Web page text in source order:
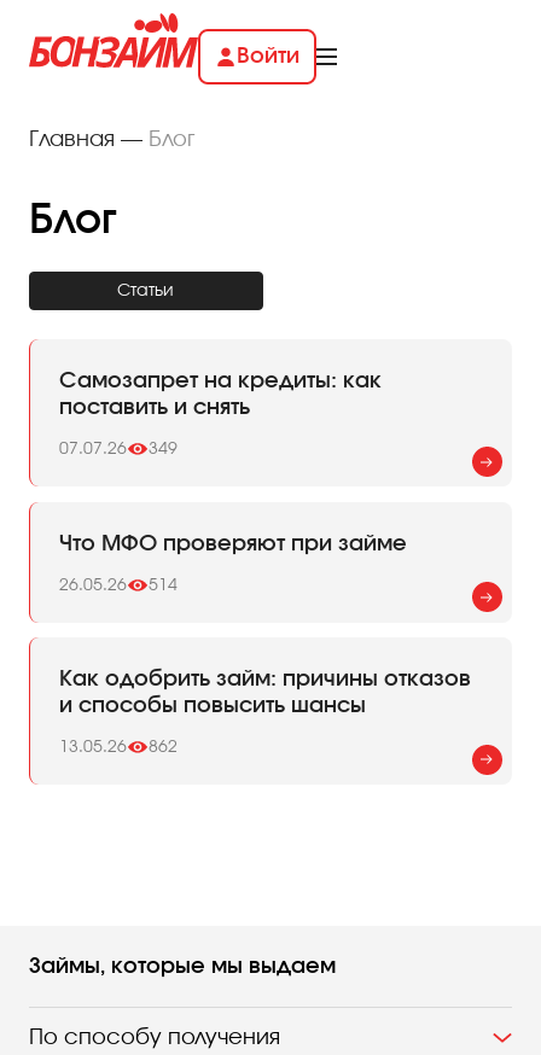
Войти
Главная — Блог
Блог
Статьи
Самозапрет на кредиты: как
поставить и снять
07.07.26 349
Что МФО проверяют при займе
26.05.26 514
Как одобрить займ: причины отказов
и способы повысить шансы
13.05.26 862
Займы, которые мы выдаем
По способу получения